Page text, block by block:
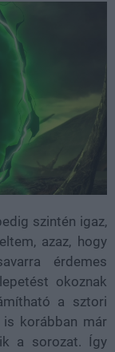
szintén igaz,
azaz, hogy
érdemes
okoznak
a sztori
korábban már
a sorozat. Így